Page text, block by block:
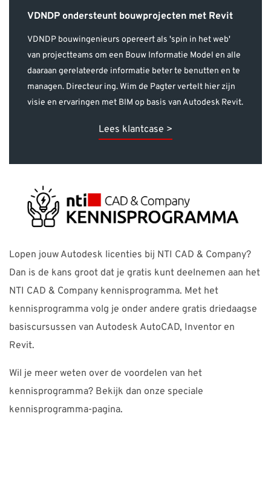
van projectteams om een Bouw Informatie Model en alle
managen. Directeur ing. Wim de Pagter vertelt hier zijn
visie en ervaringen met BIM op basis van Autodesk Revit.
Lees klantcase >
Lopen jouw Autodesk licenties bij NTI CAD & Company?
NTI CAD & Company kennisprogramma. Met het
kennisprogramma volg je onder andere gratis driedaagse
basiscursussen van Autodesk AutoCAD, Inventor en
Revit.
Wil je meer weten over de voordelen van het
kennisprogramma? Bekijk dan onze speciale
kennisprogramma-pagina.